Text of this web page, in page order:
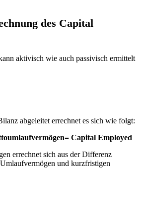
des Capital
aktivisch wie auch passivisch ermittelt
abgeleitet errechnet es sich wie folgt:
= Capital Employed
errechnet sich aus der Differenz
und kurzfristigen